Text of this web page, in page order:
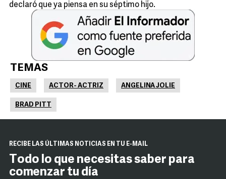
declaró que ya piensa en su séptimo hijo.
TEMAS
CINE ACTOR- ACTRIZ ANGELINA JOLIE
BRAD PITT
RECIBE LAS ÚLTIMAS NOTICIAS EN TU E-MAIL
Todo lo que necesitas saber para
comenzar tu día